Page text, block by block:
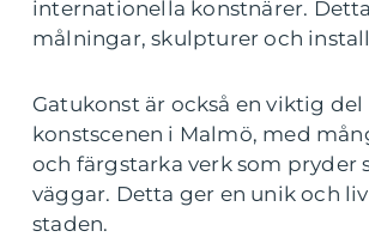
internationella konstnärer.
målningar, skulpturer och
Gatukonst är också en viktig del
konstscenen i Malmö, med
och färgstarka verk som pryder
väggar. Detta ger en unik och
staden.